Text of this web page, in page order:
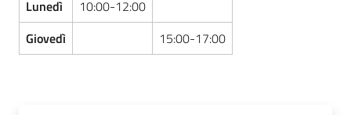
Lunedì
10:00-12:00
Giovedì
15:00-17:00